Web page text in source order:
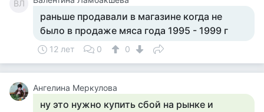
ВЛ
раньше продавали в магазине когда не
было в продаже мяса года 1995 - 1999 г
12 лет 0 0
Ангелина Меркулова
ну это нужно купить сбой на рынке и